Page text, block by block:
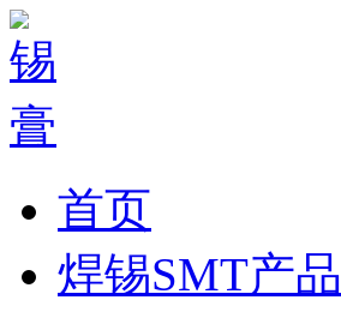
首页
焊锡SMT产品